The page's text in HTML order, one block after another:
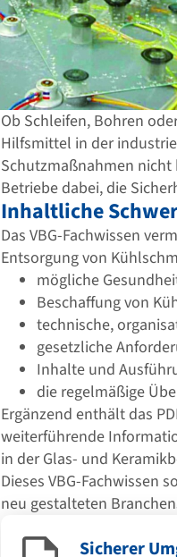
Ob Schleifen, Bohren
Hilfsmittel in der
Schutzmaßnahmen nicht
Betriebe dabei, die
Inhaltliche
Das VBG-Fachwissen
Entsorgung von
mögliche
Beschaffung von
technische,
gesetzliche
Inhalte und
die regelmäßige
Ergänzend enthält das
weiterführende
in der Glas- und
Dieses VBG-Fachwissen
neu gestalteten
Sicherer